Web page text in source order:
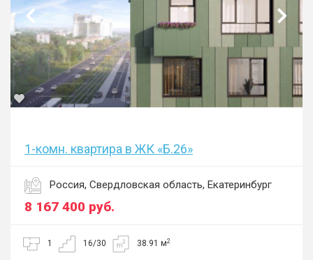
1-комн. квартира в ЖК «Б.26»
Россия, Свердловская область, Екатеринбург
8 167 400 руб.
1 16/30 38.91 м2